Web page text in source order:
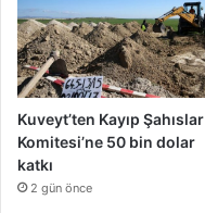
Kuveyt’ten Kayıp Şahıslar
Komitesi’ne 50 bin dolar
katkı
2 gün önce